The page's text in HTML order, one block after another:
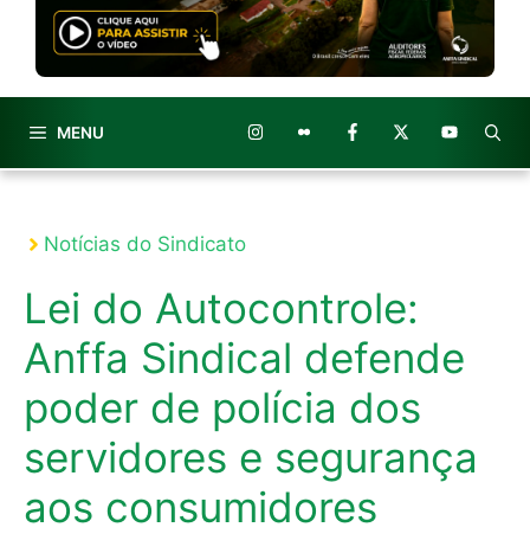
MENU
Notícias do Sindicato
Lei do Autocontrole:
Anffa Sindical defende
poder de polícia dos
servidores e segurança
aos consumidores